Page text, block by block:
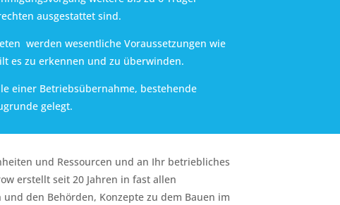
ausgestattet sind.
werden wesentliche Voraussetzungen wie
es zu erkennen und zu überwinden.
einer Betriebsübernahme, bestehende
gelegt.
und Ressourcen und an Ihr betriebliches
erstellt seit 20 Jahren in fast allen
den Behörden, Konzepte zu dem Bauen im